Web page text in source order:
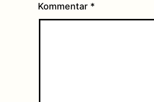
Kommentar *